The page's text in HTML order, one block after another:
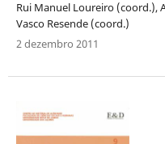
Rui Manuel Loureiro (coord.),
Vasco Resende (coord.)
2 dezembro 2011